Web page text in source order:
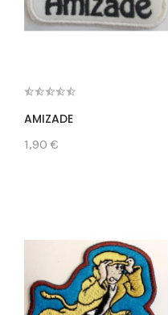
AMIZADE
1,90 €